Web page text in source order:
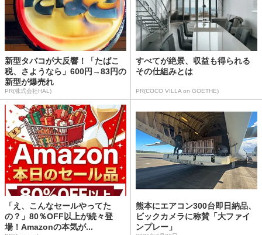
新型タバコが大反響！「たばこ
税、さようなら」600円→83円の
新型が爆売れ
PR(株式会社HAL)
すべてが絶景、収益も得られる
その仕組みとは
PR(COCO VILLA on GOETHE)
「え、こんなセールやってた
の？」80％OFF以上が続々登
場！Amazonの本気が...
熊本にエアコン300台即日納品、
ビックカメラに称賛「大ファイ
ンプレー」